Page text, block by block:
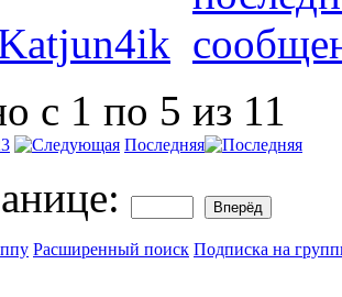
с 1 по 5 из 11
3 Последняя
Расширенный поиск Подписка на